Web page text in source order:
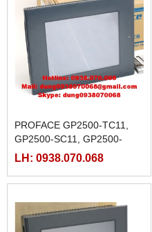
PROFACE GP2500-TC11,
GP2500-SC11, GP2500-
TC41
LH: 0938.070.068